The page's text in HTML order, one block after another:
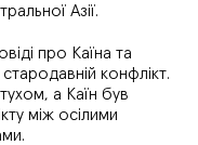
Азії.
про Каїна та
конфлікт.
а Каїн був
між осілими